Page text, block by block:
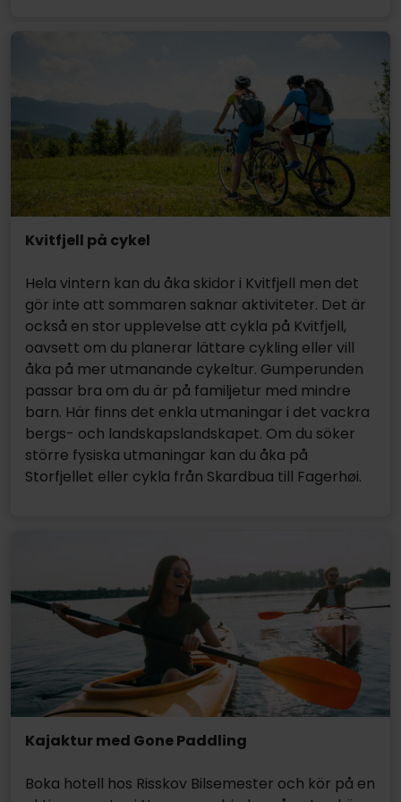
Kvitfjell på cykel
Hela vintern kan du åka skidor i Kvitfjell men det
gör inte att sommaren saknar aktiviteter. Det är
också en stor upplevelse att cykla på Kvitfjell,
oavsett om du planerar lättare cykling eller vill
åka på mer utmanande cykeltur. Gumperunden
passar bra om du är på familjetur med mindre
barn. Här finns det enkla utmaningar i det vackra
bergs- och landskapslandskapet. Om du söker
större fysiska utmaningar kan du åka på
Storfjellet eller cykla från Skardbua till Fagerhøi.
Kajaktur med Gone Paddling
Boka hotell hos Risskov Bilsemester och kör på en